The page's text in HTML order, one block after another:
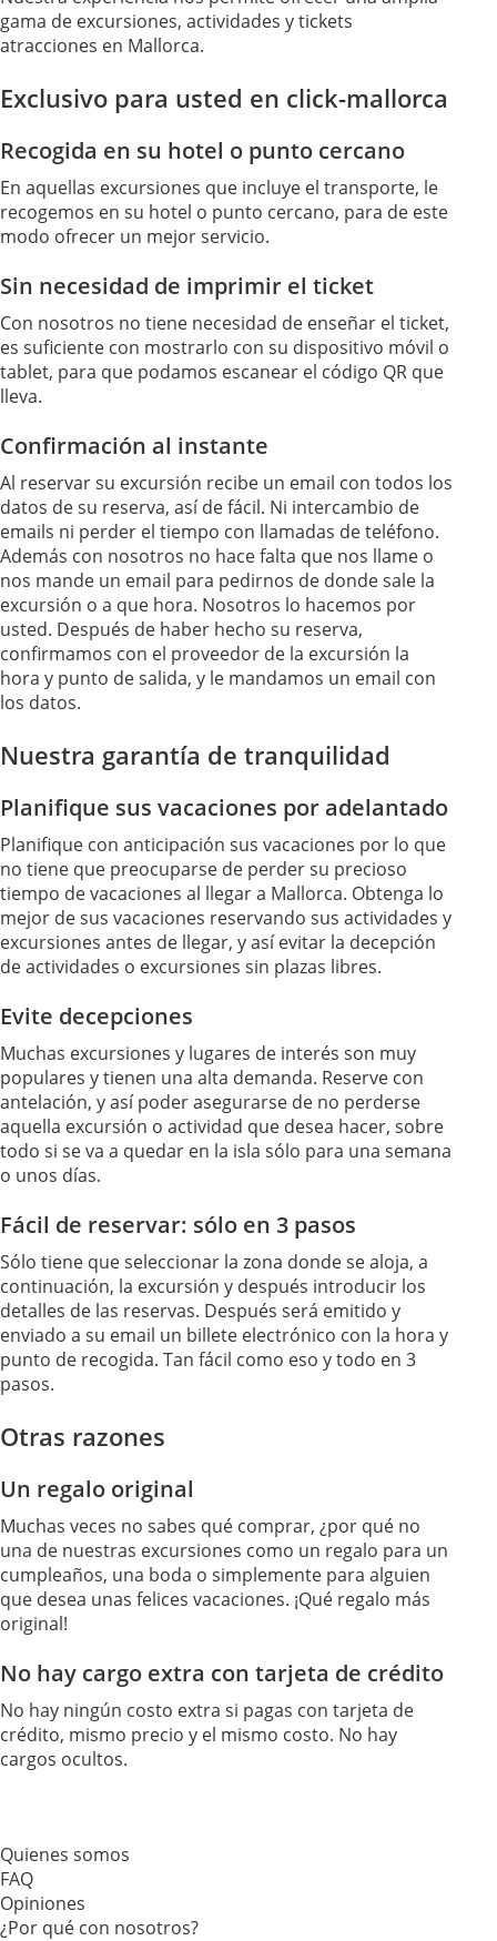
gama de excursiones, actividades y tickets
atracciones en Mallorca.
Exclusivo para usted en click-mallorca
Recogida en su hotel o punto cercano
En aquellas excursiones que incluye el transporte, le
recogemos en su hotel o punto cercano, para de este
modo ofrecer un mejor servicio.
Sin necesidad de imprimir el ticket
Con nosotros no tiene necesidad de enseñar el ticket,
es suficiente con mostrarlo con su dispositivo móvil o
tablet, para que podamos escanear el código QR que
lleva.
Confirmación al instante
Al reservar su excursión recibe un email con todos los
datos de su reserva, así de fácil. Ni intercambio de
emails ni perder el tiempo con llamadas de teléfono.
Además con nosotros no hace falta que nos llame o
nos mande un email para pedirnos de donde sale la
excursión o a que hora. Nosotros lo hacemos por
usted. Después de haber hecho su reserva,
confirmamos con el proveedor de la excursión la
hora y punto de salida, y le mandamos un email con
los datos.
Nuestra garantía de tranquilidad
Planifique sus vacaciones por adelantado
Planifique con anticipación sus vacaciones por lo que
no tiene que preocuparse de perder su precioso
tiempo de vacaciones al llegar a Mallorca. Obtenga lo
mejor de sus vacaciones reservando sus actividades y
excursiones antes de llegar, y así evitar la decepción
de actividades o excursiones sin plazas libres.
Evite decepciones
Muchas excursiones y lugares de interés son muy
populares y tienen una alta demanda. Reserve con
antelación, y así poder asegurarse de no perderse
aquella excursión o actividad que desea hacer, sobre
todo si se va a quedar en la isla sólo para una semana
o unos días.
Fácil de reservar: sólo en 3 pasos
Sólo tiene que seleccionar la zona donde se aloja, a
continuación, la excursión y después introducir los
detalles de las reservas. Después será emitido y
enviado a su email un billete electrónico con la hora y
punto de recogida. Tan fácil como eso y todo en 3
pasos.
Otras razones
Un regalo original
Muchas veces no sabes qué comprar, ¿por qué no
una de nuestras excursiones como un regalo para un
cumpleaños, una boda o simplemente para alguien
que desea unas felices vacaciones. ¡Qué regalo más
original!
No hay cargo extra con tarjeta de crédito
No hay ningún costo extra si pagas con tarjeta de
crédito, mismo precio y el mismo costo. No hay
cargos ocultos.
Quienes somos
FAQ
Opiniones
¿Por qué con nosotros?